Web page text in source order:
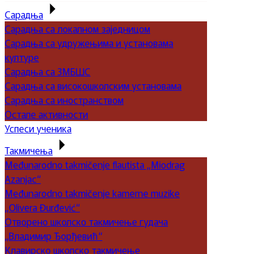
Сарадња
Сарадња са локалном заједницом
Сарадња са удружењима и установама
културе
Сарадња са ЗМБШС
Сарадња са високошколским установама
Сарадња са иностранством
Остале активности
Успеси ученика
Такмичења
Međunarodno takmičenje flautista „Miodrag
Azanjac“
Međunarodno takmičenje kamerne muzike
„Olivera Đurđević“
Отворено школско такмичење гудача
„Владимир Ђорђевић“
Клавирско школско такмичење